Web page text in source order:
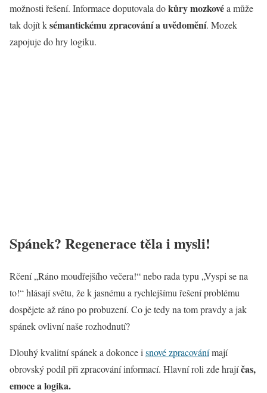
možnosti řešení. Informace doputovala dokůry mozkovéa může
tak dojít ksémantickému zpracování a uvědomění. Mozek
zapojuje do hry logiku.
Spánek? Regenerace těla i mysli!
Rčení „Ráno moudřejšího večera!“ nebo rada typu „Vyspi se na
to!“ hlásají světu, že k jasnému a rychlejšímu řešení problému
dospějete až ráno po probuzení. Co je tedy na tom pravdy a jak
spánek ovlivní naše rozhodnutí?
Dlouhý kvalitní spánek a dokonce i snové zpracovánímají
obrovský podíl při zpracování informací. Hlavní roli zde hrajíčas,
emoce a logika.